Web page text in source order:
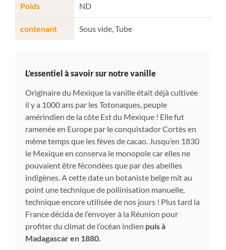
Poids ND
contenant Sous vide, Tube
L’essentiel à savoir sur notre vanille
Originaire du Mexique la vanille était déjà cultivée
il y a 1000 ans par les Totonaques, peuple
amérindien de la côte Est du Mexique ! Elle fut
ramenée en Europe par le conquistador Cortès en
même temps que les fèves de cacao. Jusqu’en 1830
le Mexique en conserva le monopole car elles ne
pouvaient être fécondées que par des abeilles
indigènes. A cette date un botaniste belge mit au
point une technique de pollinisation manuelle,
technique encore utilisée de nos jours ! Plus tard la
France décida de l’envoyer à la Réunion pour
profiter du climat de l’océan indien puis à
Madagascar en 1880.